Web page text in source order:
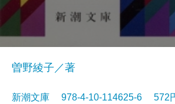
曽野綾子／著
新潮文庫 978-4-10-114625-6 572